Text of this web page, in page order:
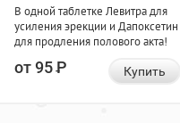
В одной таблетке Левитра для
усиления эрекции и Дапоксетин
для продления полового акта!
от 95Р Купить